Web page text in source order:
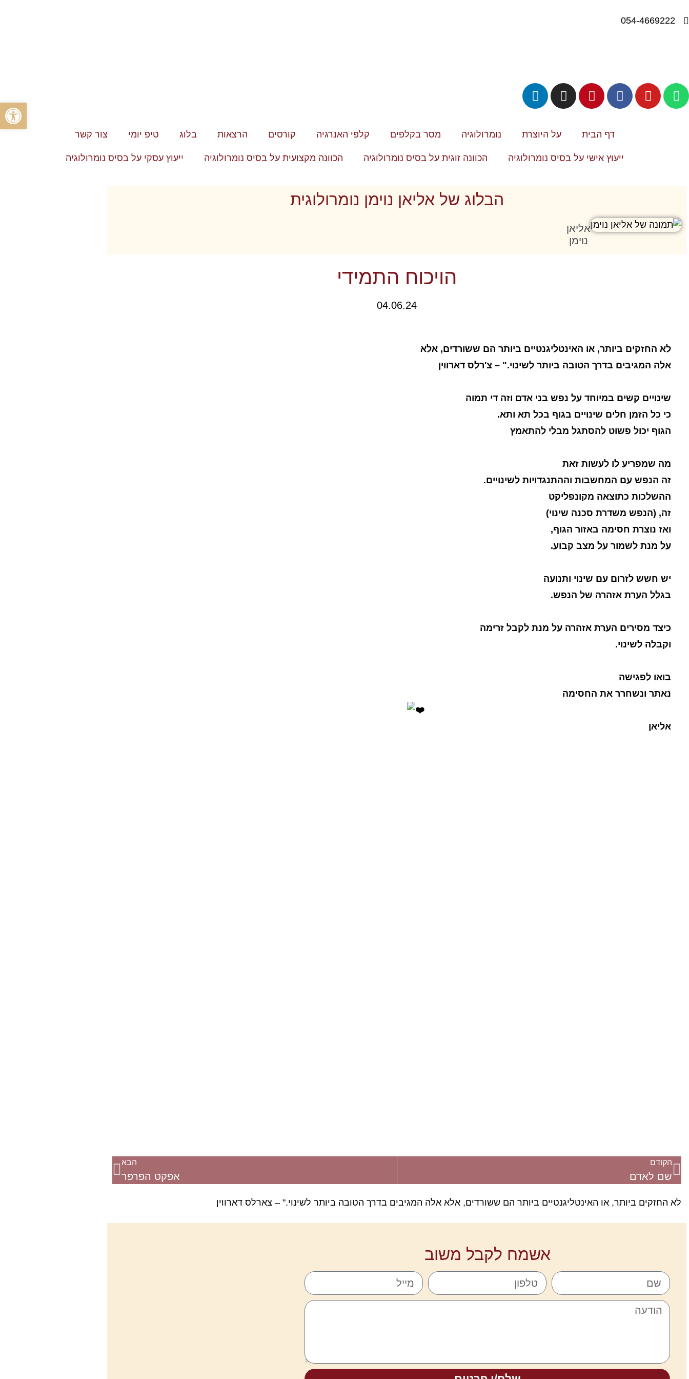
054-4669222
דף הבית על היוצרת נומרולוגיה מסר בקלפים קלפי האנרגיה קורסים הרצאות בלוג טיפ יומי צור קשר
ייעוץ אישי על בסיס נומרולוגיה הכוונה זוגית על בסיס נומרולוגיה הכוונה מקצועית על בסיס נומרולוגיה ייעוץ עסקי על בסיס נומרולוגיה
הבלוג של אליאן נוימן נומרולוגית
אליאן
נוימן
הויכוח התמידי
04.06.24
לא החזקים ביותר, או האינטליגנטיים ביותר הם ששורדים, אלא
אלה המגיבים בדרך הטובה ביותר לשינוי." – צ'רלס דארווין
שינויים קשים במיוחד על נפש בני אדם וזה די תמוה
כי כל הזמן חלים שינויים בגוף בכל תא ותא.
הגוף יכול פשוט להסתגל מבלי להתאמץ
מה שמפריע לו לעשות זאת
זה הנפש עם המחשבות וההתנגדויות לשינויים.
ההשלכות כתוצאה מקונפליקט
זה, (הנפש משדרת סכנה שינוי)
ואז נוצרת חסימה באזור הגוף,
על מנת לשמור על מצב קבוע.
יש חשש לזרום עם שינוי ותנועה
בגלל הערת אזהרה של הנפש.
כיצד מסירים הערת אזהרה על מנת לקבל זרימה
וקבלה לשינוי.
בואו לפגישה
נאתר ונשחרר את החסימה
אליאן
הקודם
שם לאדם
הבא
אפקט הפרפר
לא החזקים ביותר, או האינטליגנטיים ביותר הם ששורדים, אלא אלה המגיבים בדרך הטובה ביותר לשינוי." – צארלס דארווין
אשמח לקבל משוב
פתח